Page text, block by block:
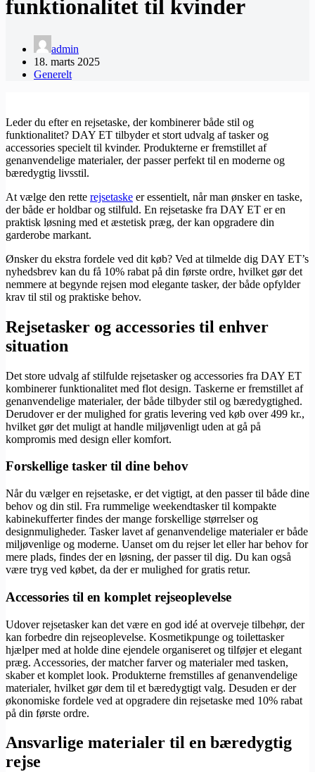
funktionalitet til kvinder
admin
18. marts 2025
Generelt
Leder du efter en rejsetaske, der kombinerer både stil og
funktionalitet? DAY ET tilbyder et stort udvalg af tasker og
accessories specielt til kvinder. Produkterne er fremstillet af
genanvendelige materialer, der passer perfekt til en moderne og
bæredygtig livsstil.
At vælge den rette rejsetaske er essentielt, når man ønsker en taske,
der både er holdbar og stilfuld. En rejsetaske fra DAY ET er en
praktisk løsning med et æstetisk præg, der kan opgradere din
garderobe markant.
Ønsker du ekstra fordele ved dit køb? Ved at tilmelde dig DAY ET’s
nyhedsbrev kan du få 10% rabat på din første ordre, hvilket gør det
nemmere at begynde rejsen mod elegante tasker, der både opfylder
krav til stil og praktiske behov.
Rejsetasker og accessories til enhver
situation
Det store udvalg af stilfulde rejsetasker og accessories fra DAY ET
kombinerer funktionalitet med flot design. Taskerne er fremstillet af
genanvendelige materialer, der både tilbyder stil og bæredygtighed.
Derudover er der mulighed for gratis levering ved køb over 499 kr.,
hvilket gør det muligt at handle miljøvenligt uden at gå på
kompromis med design eller komfort.
Forskellige tasker til dine behov
Når du vælger en rejsetaske, er det vigtigt, at den passer til både dine
behov og din stil. Fra rummelige weekendtasker til kompakte
kabinekufferter findes der mange forskellige størrelser og
designmuligheder. Tasker lavet af genanvendelige materialer er både
miljøvenlige og moderne. Uanset om du rejser let eller har behov for
mere plads, findes der en løsning, der passer til dig. Du kan også
være tryg ved købet, da der er mulighed for gratis retur.
Accessories til en komplet rejseoplevelse
Udover rejsetasker kan det være en god idé at overveje tilbehør, der
kan forbedre din rejseoplevelse. Kosmetikpunge og toilettasker
hjælper med at holde dine ejendele organiseret og tilføjer et elegant
præg. Accessories, der matcher farver og materialer med tasken,
skaber et komplet look. Produkterne fremstilles af genanvendelige
materialer, hvilket gør dem til et bæredygtigt valg. Desuden er der
økonomiske fordele ved at opgradere din rejsetaske med 10% rabat
på din første ordre.
Ansvarlige materialer til en bæredygtig
rejse